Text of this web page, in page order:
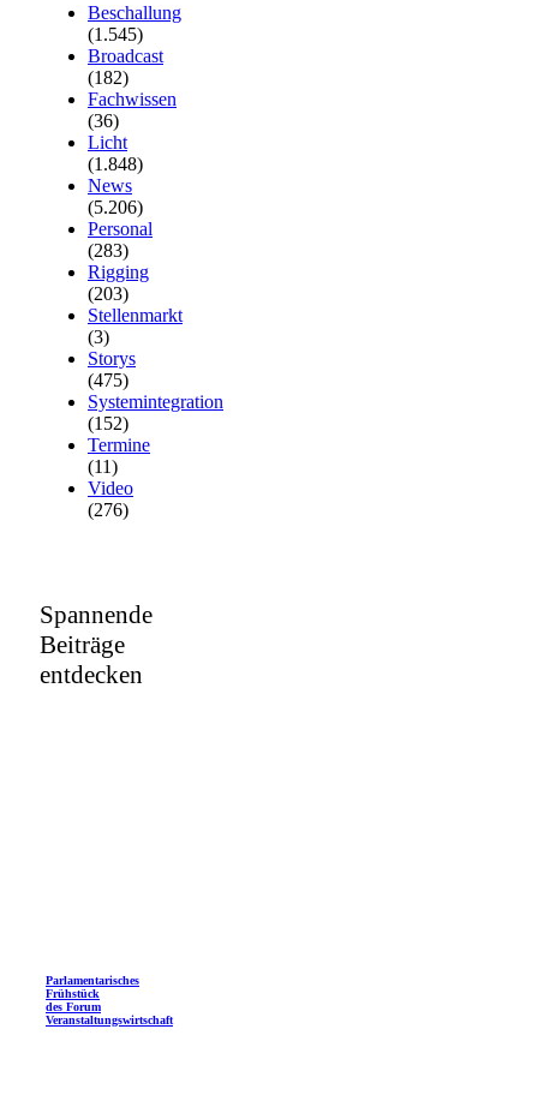
Beschallung
(1.545)
Broadcast
(182)
Fachwissen
(36)
Licht
(1.848)
News
(5.206)
Personal
(283)
Rigging
(203)
Stellenmarkt
(3)
Storys
(475)
Systemintegration
(152)
Termine
(11)
Video
(276)
Spannende
Beiträge
entdecken
Parlamentarisches
Frühstück
des Forum
Veranstaltungswirtschaft